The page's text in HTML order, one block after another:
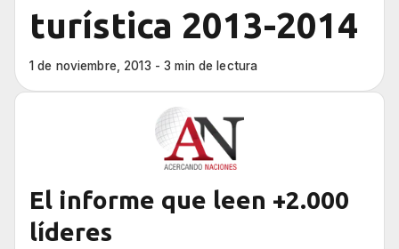
turística 2013-2014
1 de noviembre, 2013 - 3 min de lectura
El informe que leen +2.000
líderes